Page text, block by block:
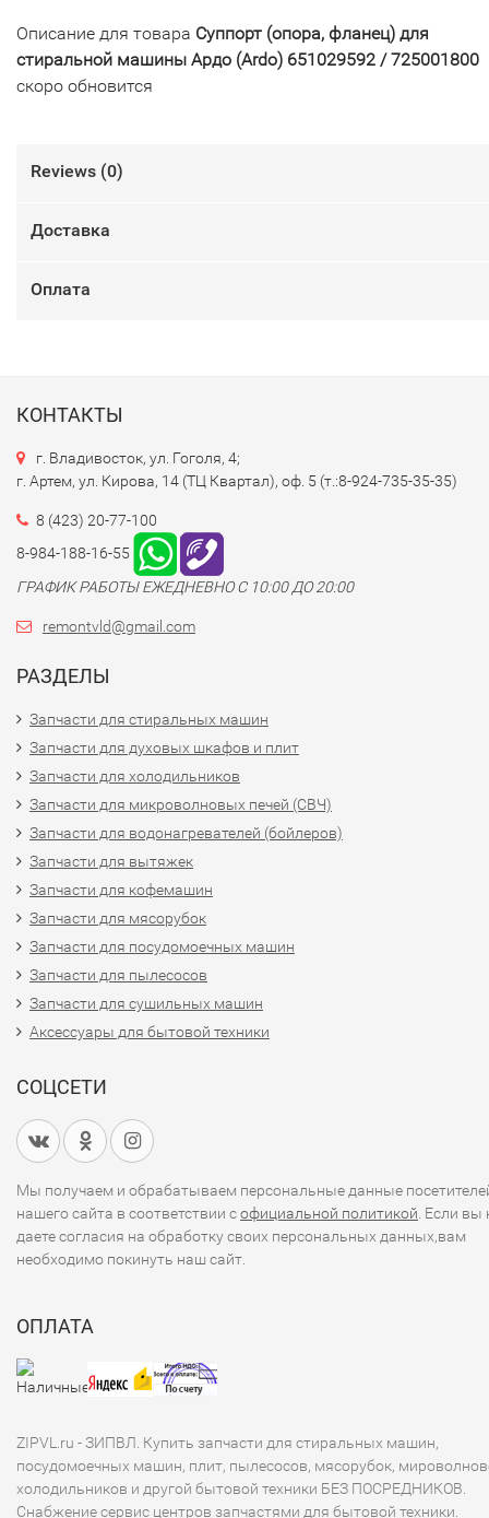
Описание для товара Суппорт (опора, фланец) для
стиральной машины Ардо (Ardo) 651029592 / 725001800
скоро обновится
Reviews (0)
Доставка
Оплата
КОНТАКТЫ
г. Владивосток, ул. Гоголя, 4;
г. Артем, ул. Кирова, 14 (ТЦ Квартал), оф. 5 (т.:8-924-735-35-35)
8 (423) 20-77-100
8-984-188-16-55
ГРАФИК РАБОТЫ ЕЖЕДНЕВНО С 10:00 ДО 20:00
remontvld@gmail.com
РАЗДЕЛЫ
Запчасти для стиральных машин
Запчасти для духовых шкафов и плит
Запчасти для холодильников
Запчасти для микроволновых печей (СВЧ)
Запчасти для водонагревателей (бойлеров)
Запчасти для вытяжек
Запчасти для кофемашин
Запчасти для мясорубок
Запчасти для посудомоечных машин
Запчасти для пылесосов
Запчасти для сушильных машин
Аксессуары для бытовой техники
СОЦСЕТИ
Мы получаем и обрабатываем персональные данные
нашего сайта в соответствии софициальной политикой . Если вы
даете согласия на обработку своих персональных данных,вам
необходимо покинуть наш сайт.
ОПЛАТА
ZIPVL.ru - ЗИПВЛ. Купить запчасти для стиральных машин,
посудомоечных машин, плит, пылесосов, мясорубок,
холодильников и другой бытовой техники БЕЗ ПОСРЕДНИКОВ.
Снабжение сервис центров запчастями для бытовой техники.